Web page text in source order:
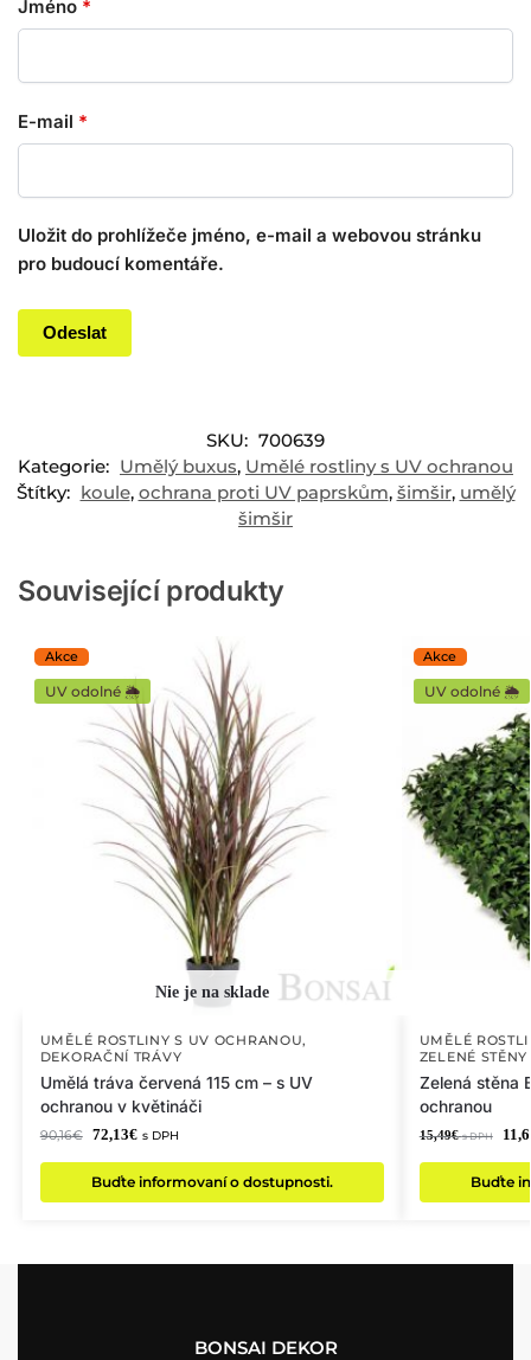
Jméno *
E-mail *
Uložit do prohlížeče jméno, e-mail a webovou stránku
pro budoucí komentáře.
SKU: 700639
Kategorie: Umělý buxus, Umělé rostliny s UV ochranou
Štítky: koule, ochrana proti UV paprskům, šimšir, umělý
šimšir
Související produkty
UV odolné 🌦️
UMĚLÉ ROSTLINY S UV OCHRANOU,
DEKORAČNÍ TRÁVY
Umělá tráva červená 115 cm – s UV
ochranou v květináči
90,16€ 72,13€ s DPH
Buďte informovaní o dostupnosti.
UV odolné 🌦️
UMĚLÉ
ZELENÉ STĚNY
Zelená stěna
ochranou
15,49€ s DPH
Buďte
BONSAI DEKOR